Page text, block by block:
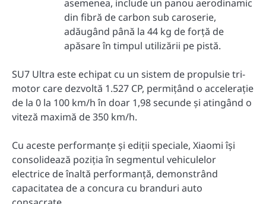
asemenea, include un panou aerodinamic
din fibră de carbon sub caroserie,
adăugând până la 44 kg de forță de
apăsare în timpul utilizării pe pistă.
SU7 Ultra este echipat cu un sistem de propulsie tri-
motor care dezvoltă 1.527 CP, permițând o accelerație
de la 0 la 100 km/h în doar 1,98 secunde și atingând o
viteză maximă de 350 km/h.
Cu aceste performanțe și ediții speciale, Xiaomi își
consolidează poziția în segmentul vehiculelor
electrice de înaltă performanță, demonstrând
capacitatea de a concura cu branduri auto